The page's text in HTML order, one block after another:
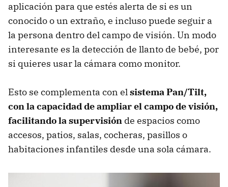
aplicación para que estés alerta de si es un
conocido o un extraño, e incluso puede seguir a
la persona dentro del campo de visión. Un modo
interesante es la detección de llanto de bebé, por
si quieres usar la cámara como monitor.
Esto se complementa con elsistema Pan/Tilt,
con la capacidad de ampliar el campo de visión,
facilitando la supervisión de espacios como
accesos, patios, salas, cocheras, pasillos o
habitaciones infantiles desde una sola cámara.